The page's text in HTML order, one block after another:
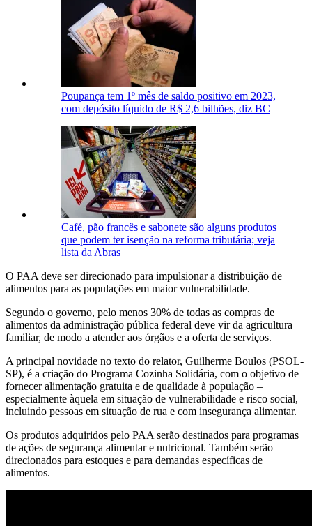
Poupança tem 1º mês de saldo positivo em 2023,
com depósito líquido de R$ 2,6 bilhões, diz BC
Café, pão francês e sabonete são alguns produtos
que podem ter isenção na reforma tributária; veja
lista da Abras
O PAA deve ser direcionado para impulsionar a distribuição de
alimentos para as populações em maior vulnerabilidade.
Segundo o governo, pelo menos 30% de todas as compras de
alimentos da administração pública federal deve vir da agricultura
familiar, de modo a atender aos órgãos e a oferta de serviços.
A principal novidade no texto do relator, Guilherme Boulos (PSOL-
SP), é a criação do Programa Cozinha Solidária, com o objetivo de
fornecer alimentação gratuita e de qualidade à população –
especialmente àquela em situação de vulnerabilidade e risco social,
incluindo pessoas em situação de rua e com insegurança alimentar.
Os produtos adquiridos pelo PAA serão destinados para programas
de ações de segurança alimentar e nutricional. Também serão
direcionados para estoques e para demandas específicas de
alimentos.